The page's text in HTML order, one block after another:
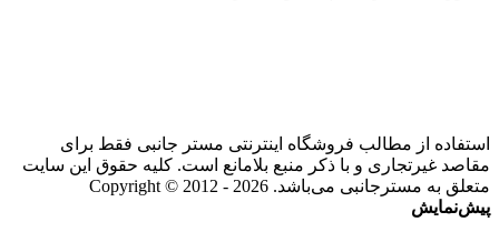
استفاده از مطالب فروشگاه اینترنتی مستر جانبی فقط برای
مقاصد غیرتجاری و با ذکر منبع بلامانع است. کلیه حقوق این سایت
متعلق به مسترجانبی می‌باشد. Copyright © 2012 - 2026
پیش‌نمایش